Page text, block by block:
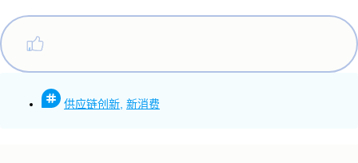
供应链创新, 新消费